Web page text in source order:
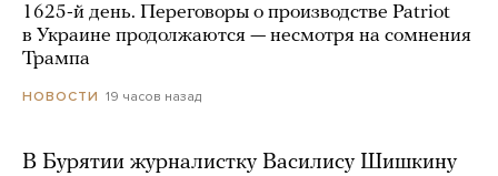
1625-й день. Переговоры о производстве Patriot
в Украине продолжаются — несмотря на сомнения
Трампа
НОВОСТИ 19 часов назад
В Бурятии журналистку Василису Шишкину